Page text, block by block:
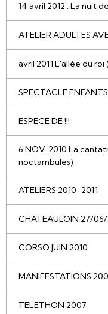
14 avril 2012 : La nuit
ATELIER ADULTES
avril 2011 L'allée du
SPECTACLE
ESPECE DE !!!
6 NOV. 2010 La
noctambules)
ATELIERS 2010-2011
CHATEAULOIN 27/
CORSO JUIN 2010
MANIFESTATIONS
TELETHON 2007